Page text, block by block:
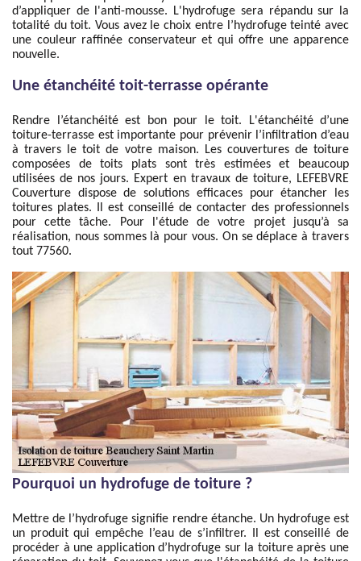
d’appliquer de l'anti-mousse. L'hydrofuge sera répandu sur la
totalité du toit. Vous avez le choix entre l’hydrofuge teinté avec
une couleur raffinée conservateur et qui offre une apparence
nouvelle.
Une étanchéité toit-terrasse opérante
Rendre l’étanchéité est bon pour le toit. L'étanchéité d’une
toiture-terrasse est importante pour prévenir l’infiltration d’eau
à travers le toit de votre maison. Les couvertures de toiture
composées de toits plats sont très estimées et beaucoup
utilisées de nos jours. Expert en travaux de toiture, LEFEBVRE
Couverture dispose de solutions efficaces pour étancher les
toitures plates. Il est conseillé de contacter des professionnels
pour cette tâche. Pour l'étude de votre projet jusqu’à sa
réalisation, nous sommes là pour vous. On se déplace à travers
tout 77560.
Pourquoi un hydrofuge de toiture ?
Mettre de l’hydrofuge signifie rendre étanche. Un hydrofuge est
un produit qui empêche l’eau de s’infiltrer. Il est conseillé de
procéder à une application d’hydrofuge sur la toiture après une